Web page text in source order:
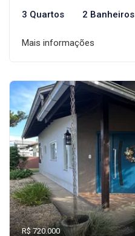
3 Quartos 2 Banheiros
Mais informações
R$ 720.000